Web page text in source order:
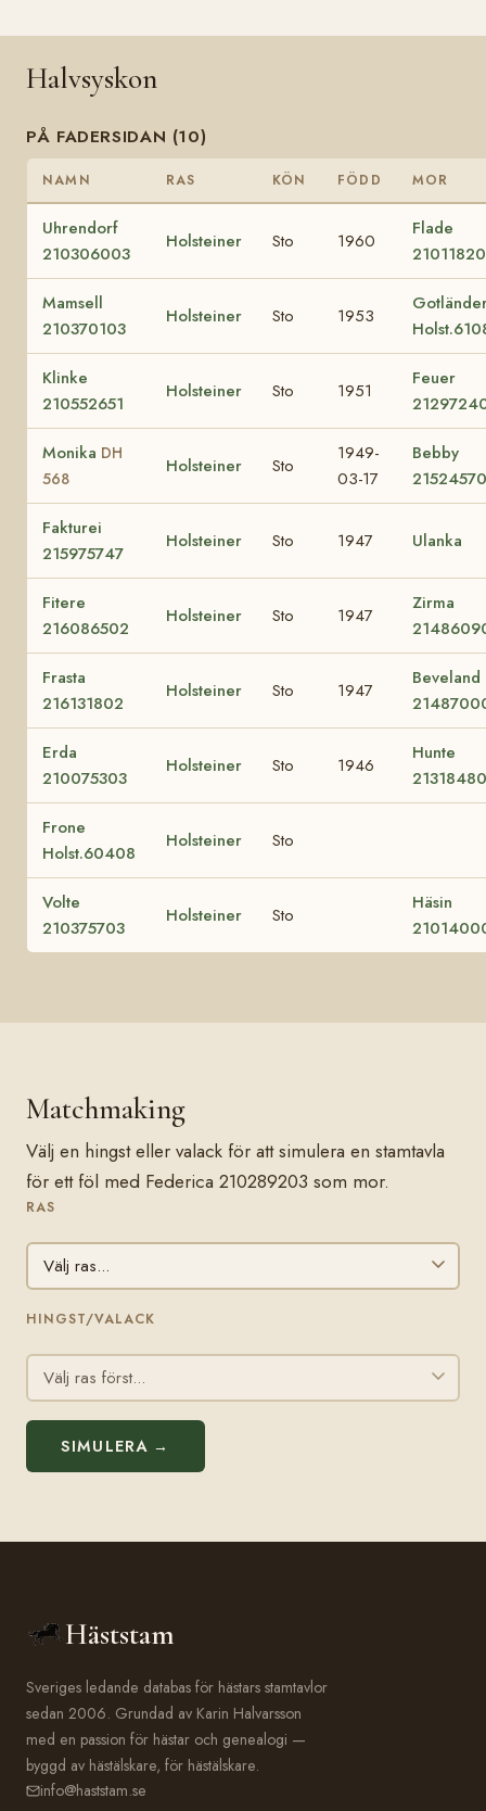
Halvsyskon
PÅ FADERSIDAN (10)
NAMN RAS KÖN FÖDD MOR
Uhrendorf
210306003
Holsteiner Sto 1960
Flade
Mamsell
210370103
Holsteiner Sto 1953
Klinke
210552651
Holsteiner Sto 1951
Feuer
Monika DH
568
Holsteiner Sto
1949-
03-17
Bebby
Fakturei
215975747
Holsteiner Sto 1947 Ulanka
Fitere
216086502
Holsteiner Sto 1947
Zirma
Frasta
216131802
Holsteiner Sto 1947
Beveland
Erda
210075303
Holsteiner Sto 1946
Hunte
Frone
Holst.60408
Holsteiner Sto
Volte
210375703
Holsteiner Sto
Häsin
Matchmaking
Välj en hingst eller valack för att simulera en stamtavla
för ett föl med Federica 210289203 som mor.
RAS
HINGST/VALACK
SIMULERA →
Häststam
Sveriges ledande databas för hästars stamtavlor
sedan 2006. Grundad av Karin Halvarsson
med en passion för hästar och genealogi —
byggd av hästälskare, för hästälskare.
info@haststam.se